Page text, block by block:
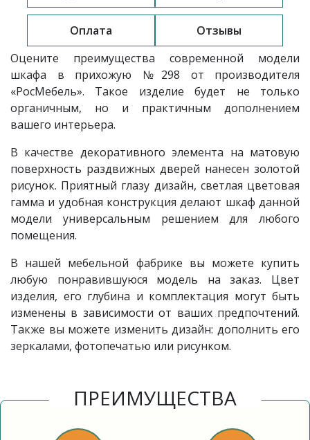
Оплата
Отзывы
Оцените преимущества современной модели
шкафа в прихожую №298 от производителя
«РосМебель». Такое изделие будет не только
органичным, но и практичным дополнением
вашего интерьера.
В качестве декоративного элемента на матовую
поверхность раздвижных дверей нанесен золотой
рисунок. Приятный глазу дизайн, светлая цветовая
гамма и удобная конструкция делают шкаф данной
модели универсальным решением для любого
помещения.
В нашей мебельной фабрике вы можете купить
любую понравившуюся модель на заказ. Цвет
изделия, его глубина и комплектация могут быть
изменены в зависимости от ваших предпочтений.
Также вы можете изменить дизайн: дополнить его
зеркалами, фотопечатью или рисунком.
ПРЕИМУЩЕСТВА